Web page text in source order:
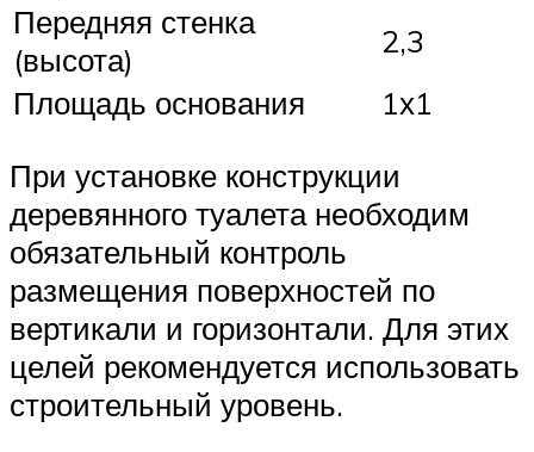
Передняя стенка
(высота)
2,3
Площадь основания
1х1
При установке конструкции
деревянного туалета необходим
обязательный контроль
размещения поверхностей по
вертикали и горизонтали. Для этих
целей рекомендуется использовать
строительный уровень.